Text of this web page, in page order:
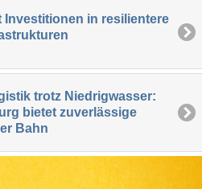
Investitionen in resilientere
trotz Niedrigwasser:
bietet zuverlässige
Bahn